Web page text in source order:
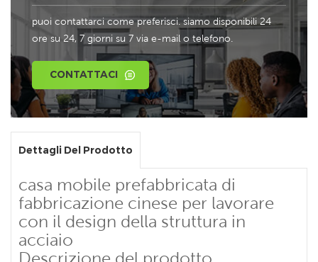
puoi contattarci come preferisci. siamo disponibili 24
ore su 24, 7 giorni su 7 via e-mail o telefono.
CONTATTACI
Dettagli Del Prodotto
casa mobile prefabbricata di
fabbricazione cinese per lavorare
con il design della struttura in
acciaio
Descrizione del prodotto